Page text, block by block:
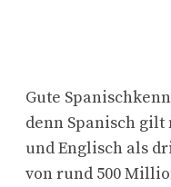
Gute
denn Spanisch
und Englisch als
von rund 500